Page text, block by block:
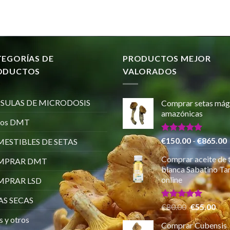
DE
DE MICRODOSIS
DMT
DE SETAS
DMT
LSD
SECAS
y otros
PRODUCTOS MEJOR
VALORADOS
Comprar setas
amazónicas
Valorado
con5.00
de 5
€150.00 -€865.00
Comprar aceite de
blanca Sabatino
online
Valorado
con5.00
de 5
€80.00 El
precio
original
€55.00El
Comprar Cubensis